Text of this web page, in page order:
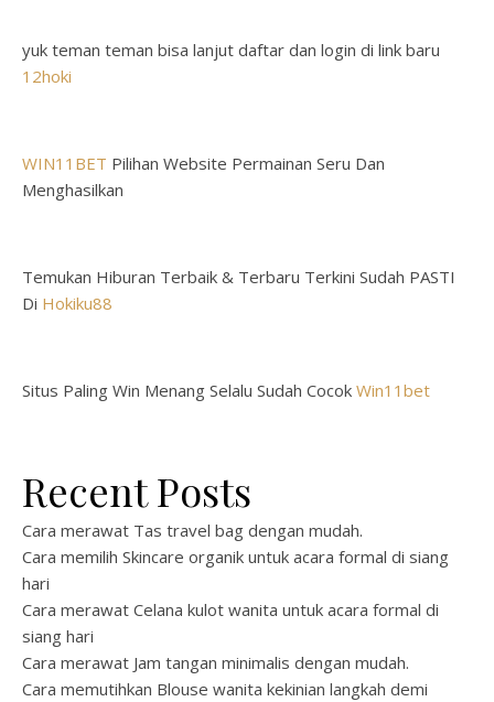
yuk teman teman bisa lanjut daftar dan login di link baru
12hoki
WIN11BET Pilihan Website Permainan Seru Dan
Menghasilkan
Temukan Hiburan Terbaik & Terbaru Terkini Sudah PASTI
Di Hokiku88
Situs Paling Win Menang Selalu Sudah Cocok Win11bet
Recent Posts
Cara merawat Tas travel bag dengan mudah.
Cara memilih Skincare organik untuk acara formal di siang
hari
Cara merawat Celana kulot wanita untuk acara formal di
siang hari
Cara merawat Jam tangan minimalis dengan mudah.
Cara memutihkan Blouse wanita kekinian langkah demi